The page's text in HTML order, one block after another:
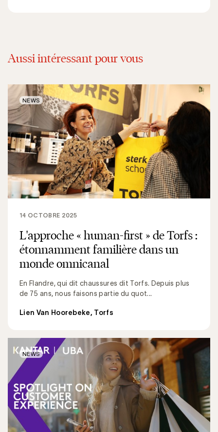
Aussi intéressant pour vous
L'approche « human-first » de Torfs :
étonnamment familière dans un
monde omnicanal
En Flandre, qui dit chaussures dit Torfs. Depuis plus
de 75 ans, nous faisons partie du quot...
14 OCTOBRE 2025
Lien Van Hoorebeke, Torfs
NEWS
NEWS